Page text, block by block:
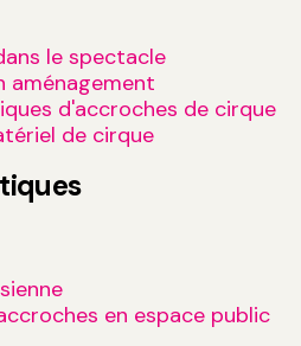
le spectacle
aménagement
d'accroches de cirque
de cirque
en espace public